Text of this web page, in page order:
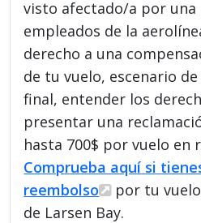
visto afectado/a por una
empleados de la
derecho a una
de tu vuelo, escenario
final, entender los
presentar una
hasta 700$ por vuelo en
Comprueba aquí si
reembolso
por tu
de Larsen Bay.